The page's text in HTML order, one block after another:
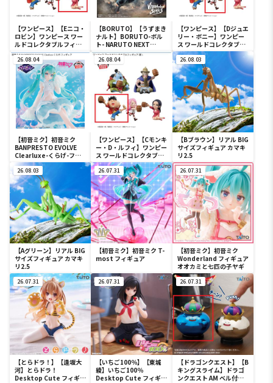
【ワンピース】【Eニコ・
ロビン】ワンピース ワー
ルドコレクタブルフィギ
ュア-宴1-
【BORUTO】【うずまき
ナルト】BORUTO-ボル
ト- NARUTO NEXT
GENERATIONS
VIBRATION STARS-
UZUMAKI NARUTO-Ⅲ
【ワンピース】【Dジュエ
リー・ボニー】ワンピー
ス ワールドコレクタブル
フィギュア-宴1-
26.08.04
【初音ミク】初音ミク
BANPRESTO EVOLVE
Clearluxe-くらげ-フィ
ギュア
26.08.04
【ワンピース】【Cモンキ
ー・D・ルフィ】ワンピー
ス ワールドコレクタブル
フィギュア-宴1-
26.08.03
【Bブラウン】リアル BIG
サイズフィギュア カマキ
リ2.5
26.08.03
【Aグリーン】リアル BIG
サイズフィギュア カマキ
リ2.5
26.07.31
【初音ミク】初音ミク T-
most フィギュア
26.07.31
【初音ミク】初音ミク
Wonderland フィギュア
オオカミと七匹の子ヤギ
26.07.31
【とらドラ！】【逢坂大
河】とらドラ！
Desktop Cute フィギュ
26.07.31
【いちご100％】【東城
綾】いちご100％
Desktop Cute フィギュ
26.07.31
【ドラゴンクエスト】【B
キングスライム】ドラゴ
ンクエスト AM ベル付き